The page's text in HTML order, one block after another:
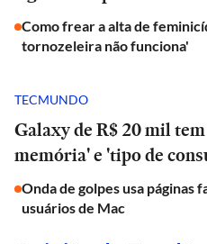
Como frear a alta de
tornozeleira não funciona'
TECMUNDO
Galaxy de R$ 20 mil
memória' e 'tipo de
Onda de golpes usa páginas
usuários de Mac